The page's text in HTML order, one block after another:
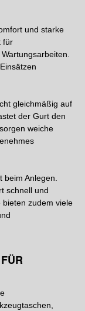
und starke
für
gleichmäßig auf
der Gurt den
weiche
Anlegen.
schnell und
zudem viele